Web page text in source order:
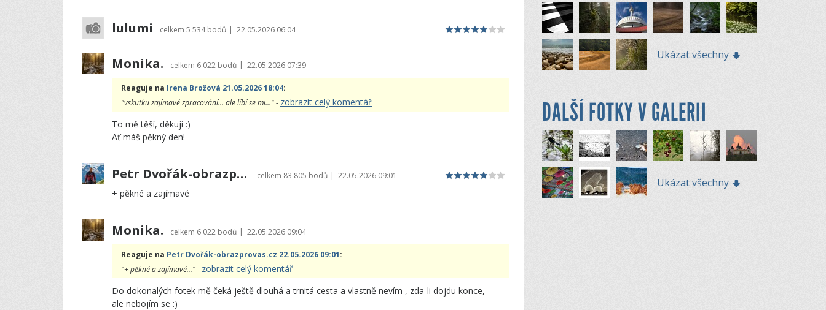
lulumi celkem 5 534 bodů | 22.05.2026 06:04
Monika. celkem 6 022 bodů | 22.05.2026 07:39
Reaguje na Irena Brožová 21.05.2026 18:04:
"vskutku zajímavé zpracování... ale líbí se mi..." - zobrazit celý komentář
To mě těší, děkuji :)
Ať máš pěkný den!
Petr Dvořák-obrazprovas.cz celkem 83 805 bodů | 22.05.2026 09:01
+ pěkné a zajímavé
Monika. celkem 6 022 bodů | 22.05.2026 09:04
Reaguje na Petr Dvořák-obrazprovas.cz 22.05.2026 09:01:
"+ pěkné a zajímavé..." - zobrazit celý komentář
Do dokonalých fotek mě čeká ještě dlouhá a trnitá cesta a vlastně nevím , zda-li dojdu konce,
ale nebojím se :)
Ukázat všechny
DALŠÍ FOTKY V GALERII
Ukázat všechny